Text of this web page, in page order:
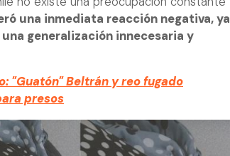
una inmediata reacción negativa, ya
generalización innecesaria y
"Guatón" Beltrán y reo fugado
presos